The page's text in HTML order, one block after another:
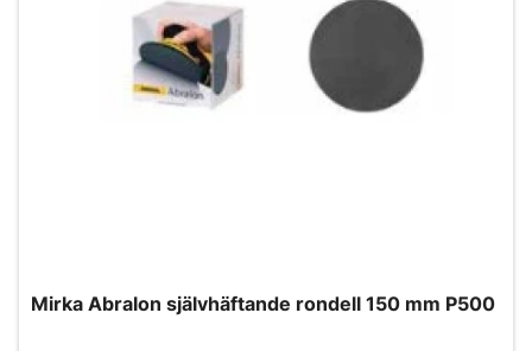
Mirka Abralon självhäftande rondell 150 mm P500